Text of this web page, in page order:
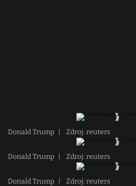
Donald Trump Zdroj: reuters
Donald Trump Zdroj: reuters
Donald Trump Zdroj: reuters